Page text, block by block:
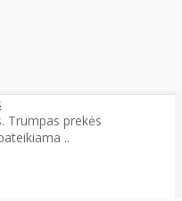
Trumpas prekės
..